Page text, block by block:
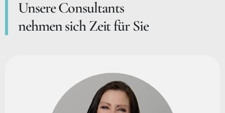
Unsere Consultants
nehmen sich Zeit für Sie